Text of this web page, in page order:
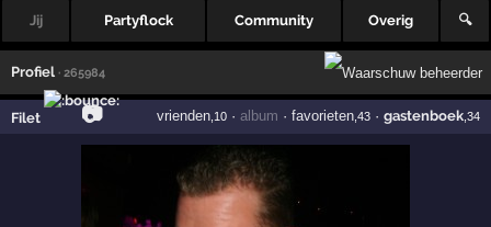
Jij Partyflock Community Overig 🔍
Profiel · 265984
Filet 📷 vrienden,10· album · favorieten,43· gastenboek,34